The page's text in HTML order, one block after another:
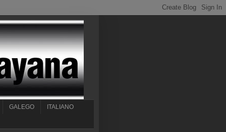
GALEGO ITALIANO